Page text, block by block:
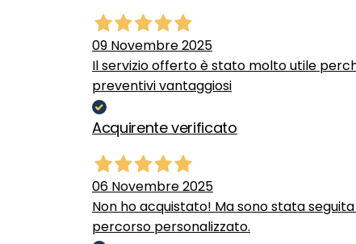
09 Novembre 2025
Il servizio offerto è stato molto utile
preventivi vantaggiosi
Acquirente verificato
06 Novembre 2025
Non ho acquistato! Ma sono stata
percorso personalizzato.